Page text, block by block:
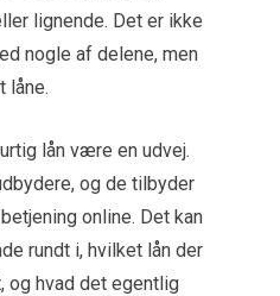
lignende. Det er ikke
nogle af delene, men
låne.
lån være en udvej.
og de tilbyder
online. Det kan
rundt i, hvilket lån der
og hvad det egentlig